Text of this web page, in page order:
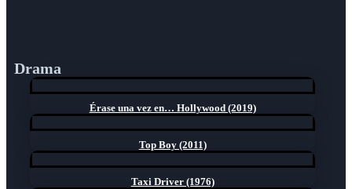
Drama
Érase una vez en… Hollywood (2019)
Top Boy (2011)
Taxi Driver (1976)